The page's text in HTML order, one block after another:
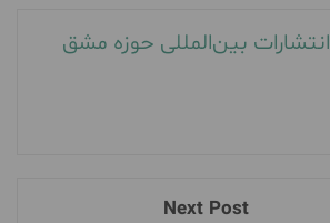
انتشارات بین‌المللی حوزه مشق
Next Post